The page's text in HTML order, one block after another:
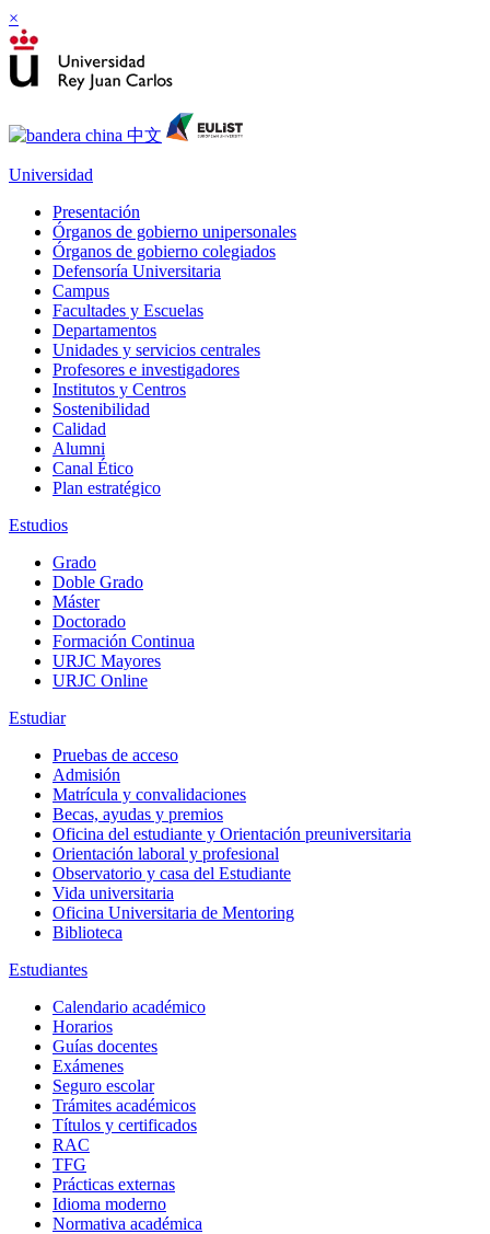
×
Universidad
Presentación
Órganos de gobierno unipersonales
Órganos de gobierno colegiados
Defensoría Universitaria
Campus
Facultades y Escuelas
Departamentos
Unidades y servicios centrales
Profesores e investigadores
Institutos y Centros
Sostenibilidad
Calidad
Alumni
Canal Ético
Plan estratégico
Estudios
Grado
Doble Grado
Máster
Doctorado
Formación Continua
URJC Mayores
URJC Online
Estudiar
Pruebas de acceso
Admisión
Matrícula y convalidaciones
Becas, ayudas y premios
Oficina del estudiante y Orientación preuniversitaria
Orientación laboral y profesional
Observatorio y casa del Estudiante
Vida universitaria
Oficina Universitaria de Mentoring
Biblioteca
Estudiantes
Calendario académico
Horarios
Guías docentes
Exámenes
Seguro escolar
Trámites académicos
Títulos y certificados
RAC
TFG
Prácticas externas
Idioma moderno
Normativa académica